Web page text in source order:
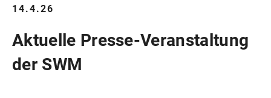
14.4.26
Aktuelle Presse-Veranstaltung
der SWM